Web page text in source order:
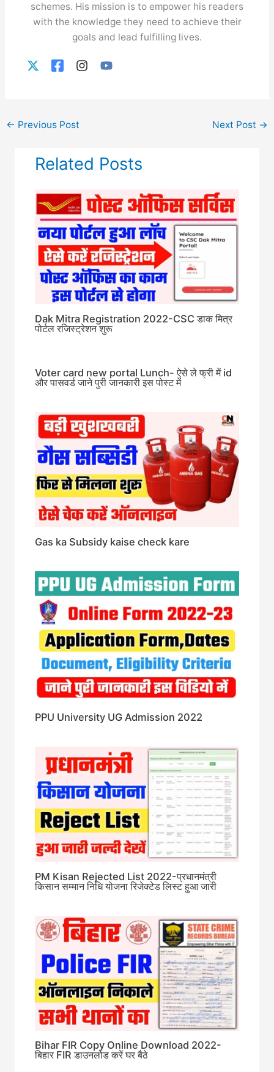
schemes. His mission is to empower his readers
with the knowledge they need to achieve their
goals and lead fulfilling lives.
← Previous Post Next Post →
Related Posts
Dak Mitra Registration 2022-CSC डाक मित्र
पोर्टल रजिस्ट्रेशन शुरू
Voter card new portal Lunch- ऐसे ले फ्री में id
और पासवर्ड जाने पुरी जानकारी इस पोस्ट में
Gas ka Subsidy kaise check kare
PPU University UG Admission 2022
PM Kisan Rejected List 2022-प्रधानमंत्री
किसान सम्मान निधि योजना रिजेक्टेड लिस्ट हुआ जारी
Bihar FIR Copy Online Download 2022-
बिहार FIR डाउनलोड करें घर बैठे